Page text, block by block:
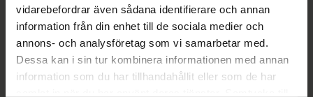
vidarebefordrar även sådana identifierare och annan
information från din enhet till de sociala medier och
annons- och analysföretag som vi samarbetar med.
Dessa kan i sin tur kombinera informationen med annan
information som du har tillhandahållit eller som de har
Kronans Apotek finns här för dig. Du hittar oss från Skåne i
syd till Lappland i norr, och online i mobilen och på
datorn. Oavsett vem du är så är det vårt uppdrag att
hjälpa just dig att må lite bättre. Välkommen att prata
med oss.